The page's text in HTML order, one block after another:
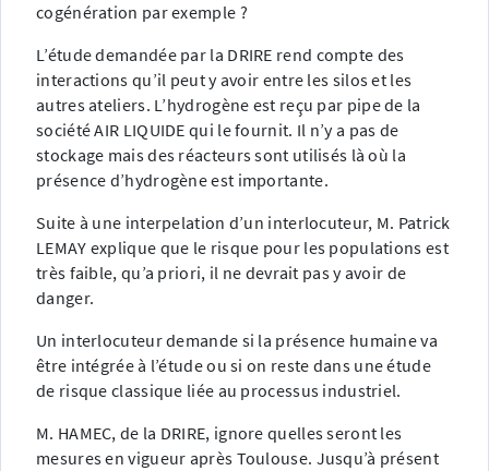
cogénération par exemple ?
L’étude demandée par la DRIRE rend compte des
interactions qu’il peut y avoir entre les silos et les
autres ateliers. L’hydrogène est reçu par pipe de la
société AIR LIQUIDE qui le fournit. Il n’y a pas de
stockage mais des réacteurs sont utilisés là où la
présence d’hydrogène est importante.
Suite à une interpelation d’un interlocuteur, M. Patrick
LEMAY explique que le risque pour les populations est
très faible, qu’a priori, il ne devrait pas y avoir de
danger.
Un interlocuteur demande si la présence humaine va
être intégrée à l’étude ou si on reste dans une étude
de risque classique liée au processus industriel.
M. HAMEC, de la DRIRE, ignore quelles seront les
mesures en vigueur après Toulouse. Jusqu’à présent